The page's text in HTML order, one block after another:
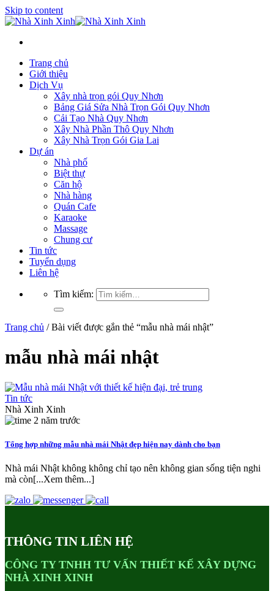
Skip to content
Trang chủ
Giới thiệu
Dịch Vụ
Xây nhà trọn gói Quy Nhơn
Bảng Giá Sửa Nhà Trọn Gói Quy Nhơn
Cải Tạo Nhà Quy Nhơn
Xây Nhà Phần Thô Quy Nhơn
Xây Nhà Trọn Gói Gia Lai
Dự án
Nhà phố
Biệt thự
Căn hộ
Nhà hàng
Quán Cafe
Karaoke
Massage
Chung cư
Tin tức
Tuyển dụng
Liên hệ
Tìm kiếm:
Trang chủ /Bài viết được gắn thẻ “mẫu nhà mái nhật”
mẫu nhà mái nhật
Tin tức
Nhà Xinh Xinh
2 năm trước
Tổng hợp những mẫu nhà mái Nhật đẹp hiện nay dành cho bạn
Nhà mái Nhật không không chỉ tạo nên không gian sống tiện nghi
mà còn[...Xem thêm...]
THÔNG TIN LIÊN HỆ
CÔNG TY TNHH TƯ VẤN THIẾT KẾ XÂY DỰNG
NHÀ XINH XINH